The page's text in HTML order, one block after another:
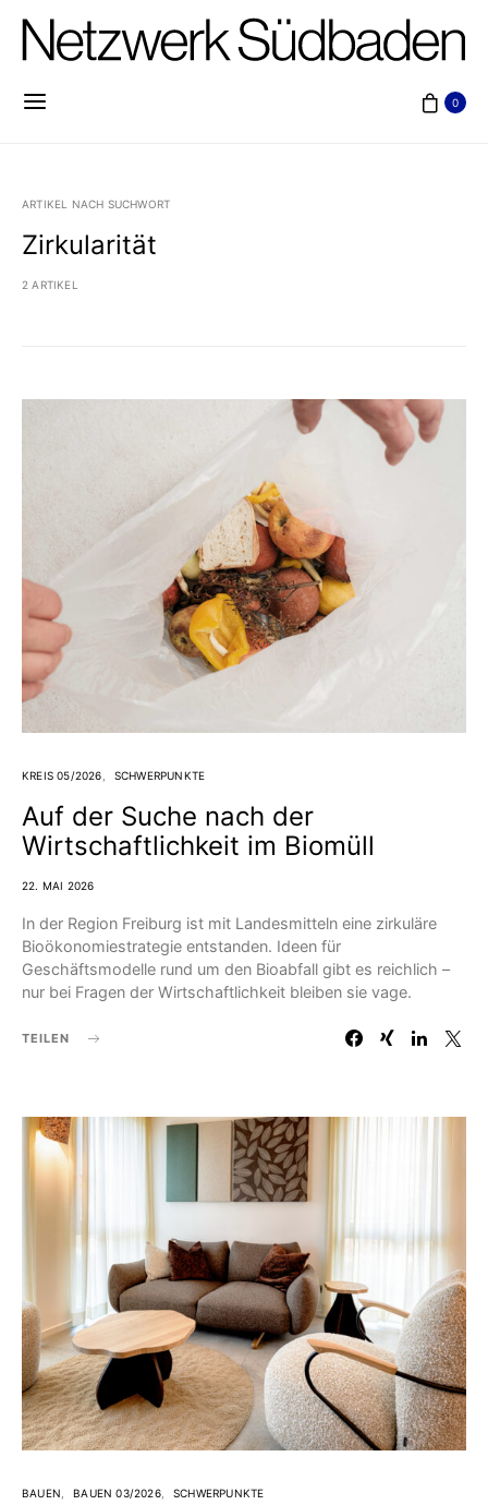
0
ARTIKEL NACH SUCHWORT
Zirkularität
2 ARTIKEL
KREIS 05/2026 SCHWERPUNKTE
Auf der Suche nach der
Wirtschaftlichkeit im Biomüll
22. MAI 2026
In der Region Freiburg ist mit Landesmitteln eine zirkuläre
Bio­ökonomiestrategie entstanden. Ideen für
Geschäftsmodelle rund um den Bioabfall gibt es reichlich –
nur bei Fragen der Wirtschaftlichkeit bleiben sie vage.
TEILEN
BAUEN BAUEN 03/2026 SCHWERPUNKTE